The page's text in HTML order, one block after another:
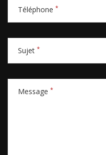
Téléphone *
Sujet *
Message *